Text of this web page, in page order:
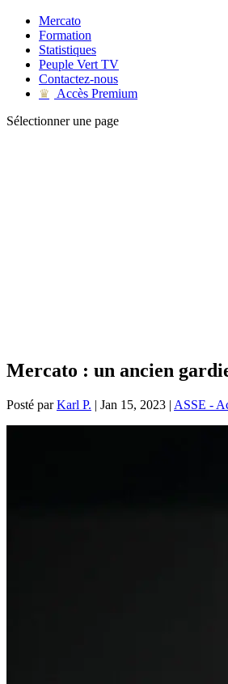
Mercato
Formation
Statistiques
Peuple Vert TV
Contactez-nous
♛
Accès Premium
Sélectionner une page
Mercato : un ancien
Posté parKarl P. | Jan 15, 2023 | ASSE -